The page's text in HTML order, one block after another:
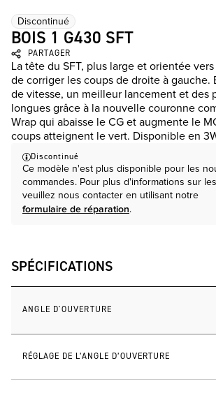
Discontinué
BOIS 1 G430 SFT
PARTAGER
La tête du SFT, plus large et orientée
de corriger les coups de droite à gauche.
de vitesse, un meilleur lancement et des
longues grâce à la nouvelle couronne
Wrap qui abaisse le CG et augmente le
coups atteignent le vert. Disponible en
Discontinué
Ce modèle n'est plus disponible pour les
commandes. Pour plus d'informations sur
veuillez nous contacter en utilisant notre
formulaire de réparation.
SPÉCIFICATIONS
ANGLE D'OUVERTURE
RÉGLAGE DE L’ANGLE D’OUVERTURE